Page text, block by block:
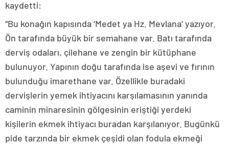
kaydetti:
“Bu konağın kapısında ‘Medet ya Hz. Mevlana’ yazıyor.
Ön tarafında büyük bir semahane var. Batı tarafında
derviş odaları, çilehane ve zengin bir kütüphane
bulunuyor. Yapının doğu tarafında ise aşevi ve fırının
bulunduğu imarethane var. Özellikle buradaki
dervişlerin yemek ihtiyacını karşılamasının yanında
caminin minaresinin gölgesinin eriştiği yerdeki
kişilerin ekmek ihtiyacı buradan karşılanıyor. Bugünkü
pide tarzında bir ekmek çeşidi olan fodula ekmeği